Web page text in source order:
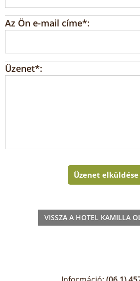
Az Ön e-mail címe*:
Üzenet*:
Üzenet elküldése
VISSZA A HOTEL KAMILLA